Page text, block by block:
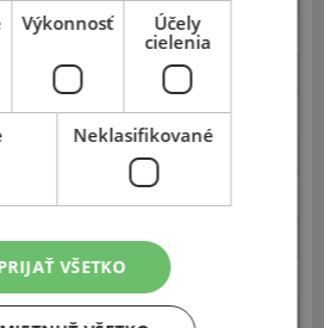
12.84
56
4.45
42.2
Výkonnosť
Účely
cielenia
Neklasifikované
VŠETKO